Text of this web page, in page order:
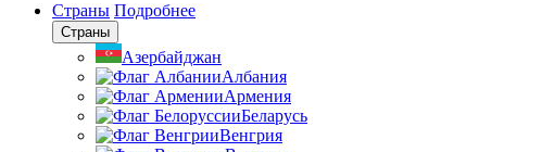
Страны Подробнее
Страны
Азербайджан
Албания
Армения
Беларусь
Венгрия